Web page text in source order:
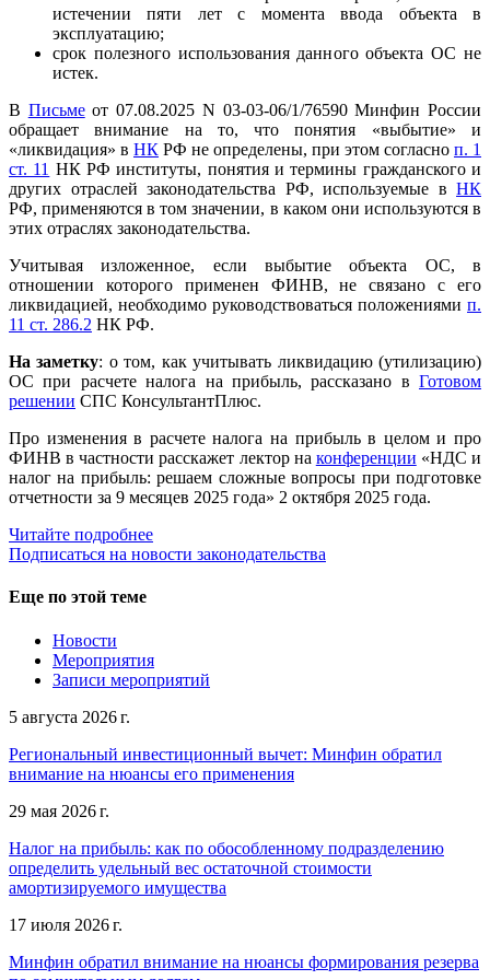
истечении пяти лет с момента ввода объекта в
эксплуатацию;
срок полезного использования данного объекта ОС не
истек.
В Письмеот 07.08.2025 N 03-03-06/1/76590 Минфин России
обращает внимание на то, что понятия «выбытие» и
«ликвидация» в НК РФ не определены, при этом согласно п. 1
ст. 11 НК РФ институты, понятия и термины гражданского и
других отраслей законодательства РФ, используемые в НК
РФ, применяются в том значении, в каком они используются в
этих отраслях законодательства.
Учитывая изложенное, если выбытие объекта ОС, в
отношении которого применен ФИНВ, не связано с его
ликвидацией, необходимо руководствоваться положениями п.
11 ст. 286.2 НК РФ.
На заметку: о том, как учитывать ликвидацию (утилизацию)
ОС при расчете налога на прибыль, рассказано в Готовом
решении СПС КонсультантПлюс.
Про изменения в расчете налога на прибыль в целом и про
ФИНВ в частности расскажет лектор на конференции «НДС и
налог на прибыль: решаем сложные вопросы при подготовке
отчетности за 9 месяцев 2025 года» 2 октября 2025 года.
Читайте подробнее
Подписаться на новости законодательства
Еще по этой теме
Новости
Мероприятия
Записи мероприятий
5 августа 2026 г.
Региональный инвестиционный вычет: Минфин обратил
внимание на нюансы его применения
29 мая 2026 г.
Налог на прибыль: как по обособленному подразделению
определить удельный вес остаточной стоимости
амортизируемого имущества
17 июля 2026 г.
Минфин обратил внимание на нюансы формирования резерва